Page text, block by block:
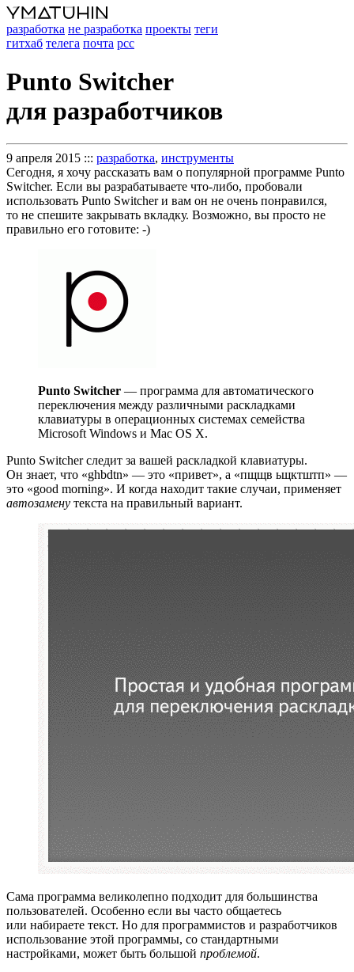
разработка не разработка проекты теги
гитхаб телега почта рсс
Punto Switcher
для разработчиков
9 апреля 2015 ::: разработка, инструменты
Сегодня, я хочу рассказать вам о популярной программе Punto
Switcher. Если вы разрабатываете что-либо, пробовали
использовать Punto Switcher и вам он не очень понравился,
то не спешите закрывать вкладку. Возможно, вы просто не
правильно его готовите: -)
Punto Switcher — программа для автоматического
переключения между различными раскладками
клавиатуры в операционных системах семейства
Microsoft Windows и Mac OS X.
Punto Switcher следит за вашей раскладкой клавиатуры.
Он знает, что «ghbdtn» — это «привет», а «пщщв ьщктштп» —
это «good morning». И когда находит такие случаи, применяет
автозамену текста на правильный вариант.
Сама программа великолепно подходит для большинства
пользователей. Особенно если вы часто общаетесь
или набираете текст. Но для программистов и разработчиков
использование этой программы, со стандартными
настройками, может быть большой проблемой.